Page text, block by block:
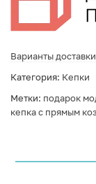
Варианты доставки
Категория: Кепки
Метки: подарок
кепка с прямым